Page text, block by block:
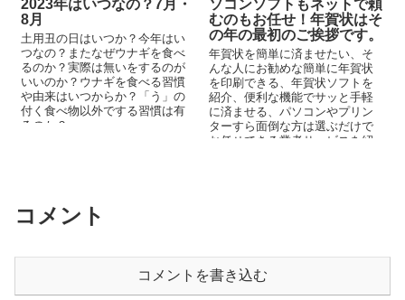
2023年はいつなの？7月・
8月
土用丑の日はいつか？今年はい
つなの？またなぜウナギを食べ
るのか？実際は無いをするのが
いいのか？ウナギを食べる習慣
や由来はいつからか？「う」の
付く食べ物以外でする習慣は有
るのか？
ソコンソフトもネットで頼
むのもお任せ！年賀状はそ
の年の最初のご挨拶です。
年賀状を簡単に済ませたい、そ
んな人にお勧めな簡単に年賀状
を印刷できる、年賀状ソフトを
紹介、便利な機能でサッと手軽
に済ませる、パソコンやプリン
ターすら面倒な方は選ぶだけで
お任せできる業者サービスを紹
コメント
コメントを書き込む